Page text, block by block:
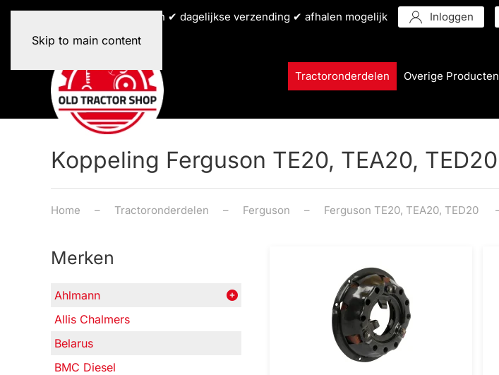
Skip to main content
✔ alle tractormerken ✔ dagelijkse verzending ✔ afhalen mogelijk Inloggen
Tractoronderdelen Overige Producten
Koppeling Ferguson TE20, TEA20, TED20
Home Tractoronderdelen Ferguson Ferguson TE20, TEA20, TED20
Merken
Ahlmann
Allis Chalmers
Belarus
BMC Diesel